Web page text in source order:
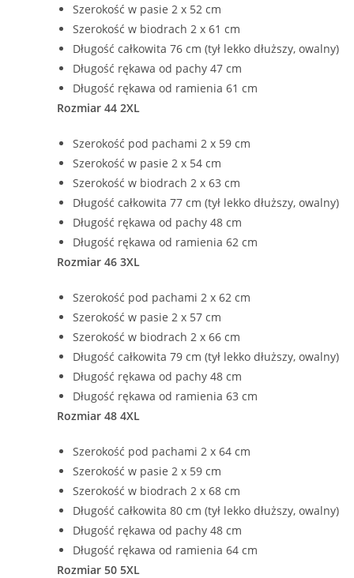
Szerokość w pasie 2 x 52 cm
Szerokość w biodrach 2 x 61 cm
Długość całkowita 76 cm (tył lekko dłuższy, owalny)
Długość rękawa od pachy 47 cm
Długość rękawa od ramienia 61 cm
Rozmiar 44 2XL
Szerokość pod pachami 2 x 59 cm
Szerokość w pasie 2 x 54 cm
Szerokość w biodrach 2 x 63 cm
Długość całkowita 77 cm (tył lekko dłuższy, owalny)
Długość rękawa od pachy 48 cm
Długość rękawa od ramienia 62 cm
Rozmiar 46 3XL
Szerokość pod pachami 2 x 62 cm
Szerokość w pasie 2 x 57 cm
Szerokość w biodrach 2 x 66 cm
Długość całkowita 79 cm (tył lekko dłuższy, owalny)
Długość rękawa od pachy 48 cm
Długość rękawa od ramienia 63 cm
Rozmiar 48 4XL
Szerokość pod pachami 2 x 64 cm
Szerokość w pasie 2 x 59 cm
Szerokość w biodrach 2 x 68 cm
Długość całkowita 80 cm (tył lekko dłuższy, owalny)
Długość rękawa od pachy 48 cm
Długość rękawa od ramienia 64 cm
Rozmiar 50 5XL